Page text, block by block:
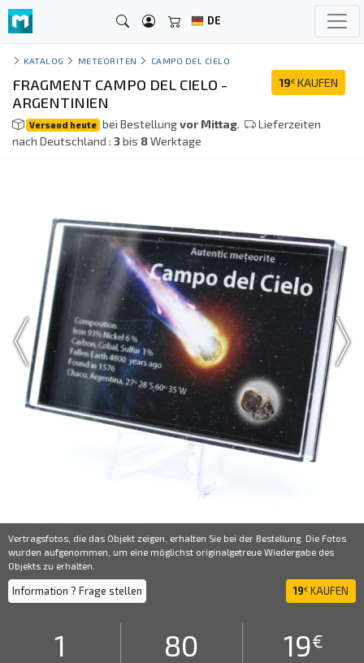
DE
KATALOG METEORITEN CAMPO DEL CIELO
19€ KAUFEN
FRAGMENT CAMPO DEL CIELO -
ARGENTINIEN
Versand heute bei Bestellungvor Mittag.
Lieferzeiten
nach Deutschland : 3bis 8Werktage
Vertragsfotos, die das Objekt zeigen, erhalten Sie bei der Bestellung. Die Fotos
wurden aufgenommen, um eine möglichst originalgetreue Wiedergabe des
Objekts zu erhalten.
Information ? Frage stellen 19€ KAUFEN
1 80 19€